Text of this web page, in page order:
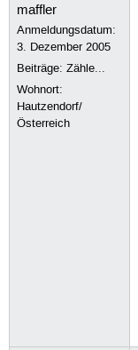
Anmeldungsdatum:
3. Dezember 2005
Beiträge:Zähle...
Wohnort:
Hautzendorf/
Österreich